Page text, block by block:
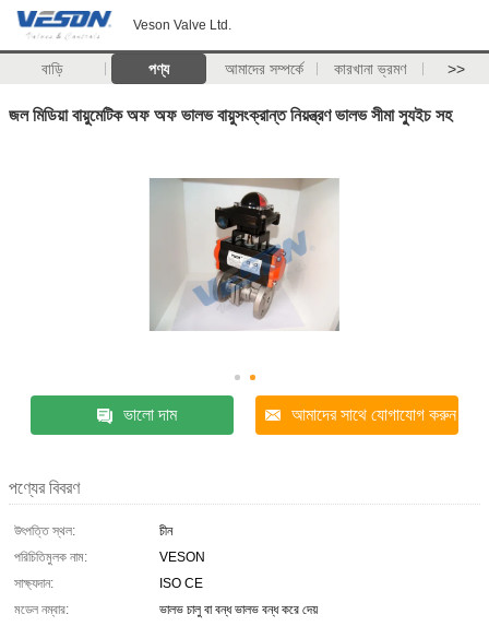
Veson Valve Ltd.
বাড়ি পণ্য আমাদের সম্পর্কে কারখানা ভ্রমণ >>
জল মিডিয়া বায়ুমেটিক অফ অফ ভালভ বায়ুসংক্রান্ত নিয়ন্ত্রণ ভালভ সীমা স্যুইচ সহ
ভালো দাম আমাদের সাথে যোগাযোগ করুন
পণ্যের বিবরণ
উৎপত্তি স্থল:
চীন
পরিচিতিমুলক নাম:
VESON
সাক্ষ্যদান:
ISO CE
মডেল নম্বার:
ভালভ চালু বা বন্ধ ভালভ বন্ধ করে দেয়